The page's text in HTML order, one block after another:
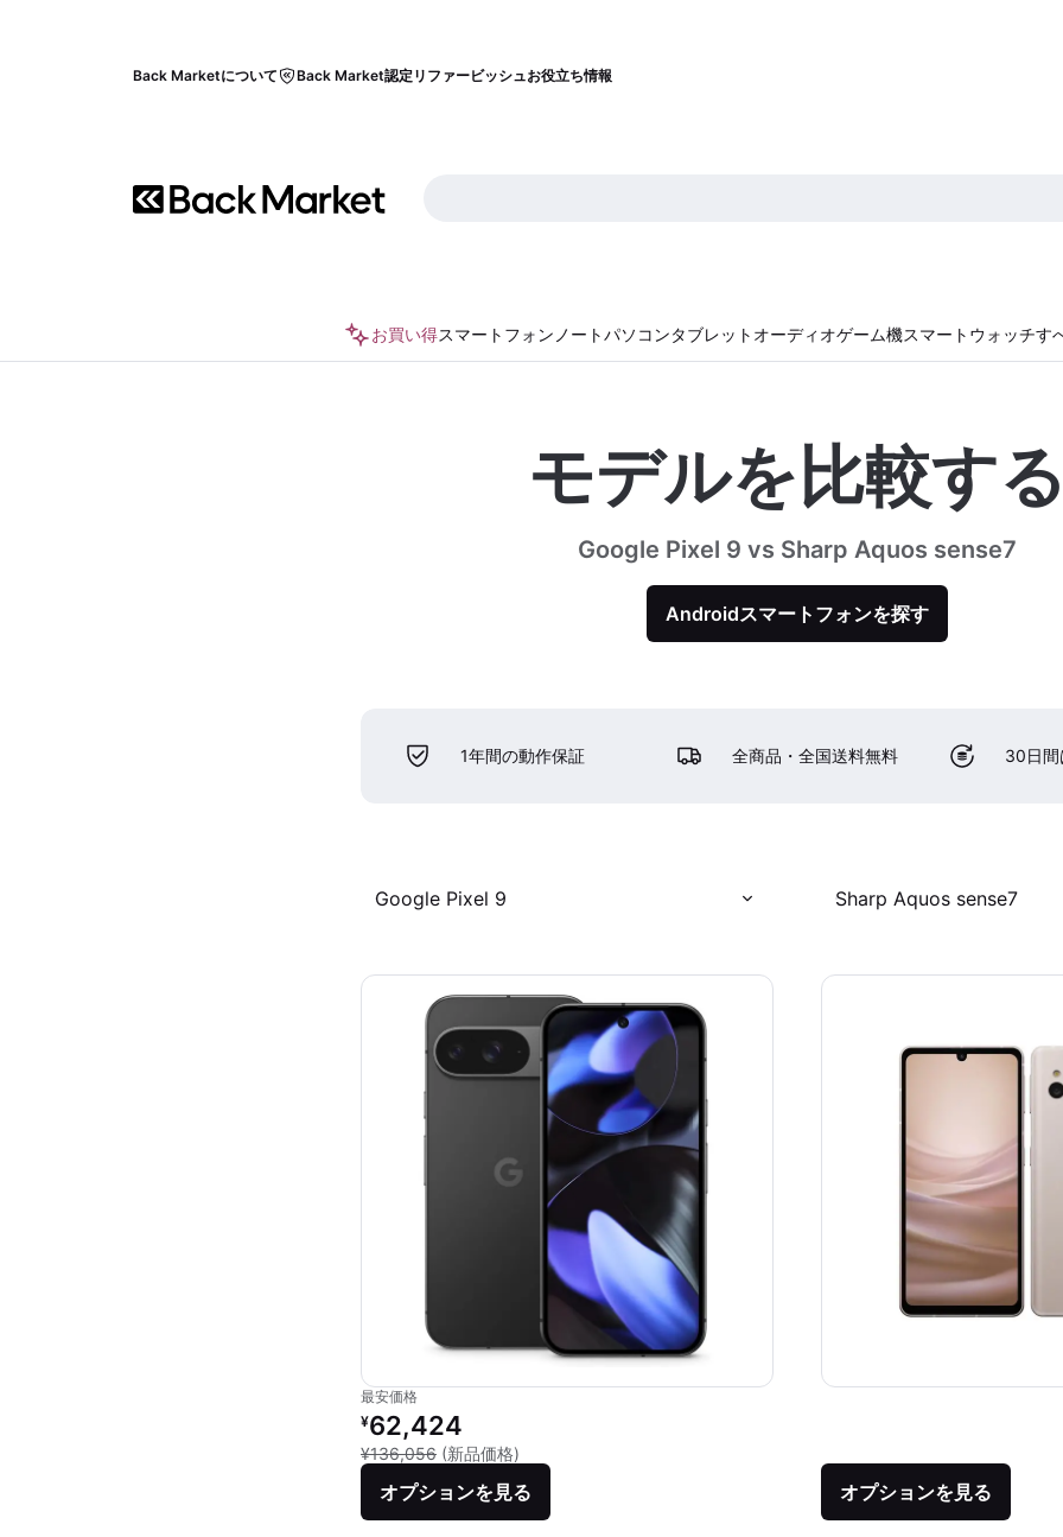
Back Marketについて Back Market認定リファービッシュお役立ち情報
お買い得スマートフォン ノートパソコンタブレット オーディオゲーム機スマートウォッチす
モデルを比較す
Google Pixel 9 vs Sharp Aquos sense7
Androidスマートフォンを探す
1年間の動作保証 全商品・全国送料無料 30日間
Google Pixel 9 Sharp Aquos sense7
最安価格
リファービッシュ品の価格：
¥62,424
¥136,056 (新品価格)
オプションを見る オプションを見る